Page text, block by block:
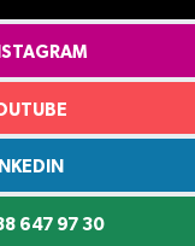
647 97 30